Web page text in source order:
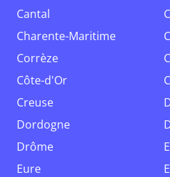
Cantal
Charente-Maritime
Corrèze
Côte-d'Or
Creuse
Dordogne
Drôme
Eure